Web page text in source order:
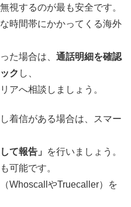
視するのが最も安全です。
時間帯にかかってくる海外
た場合は、 通話明細を確認
ク し、
アへ相談しましょう。
着信がある場合は、スマー
て報告」
を行いましょう。
可能です。
WhoscallやTruecaller）を